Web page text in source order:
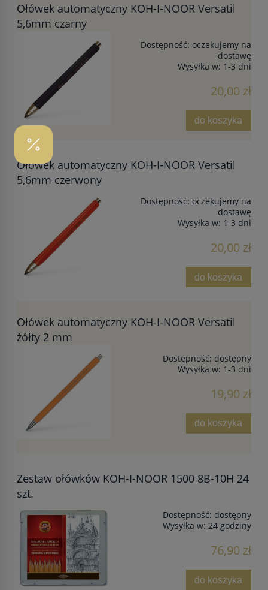
Ołówek automatyczny KOH-I-NOOR Versatil
5,6mm czarny
Dostępność: oczekujemy na
dostawę
Wysyłka w: 1-3 dni
20,00 zł
do koszyka
Ołówek automatyczny KOH-I-NOOR Versatil
5,6mm czerwony
Dostępność: oczekujemy na
dostawę
Wysyłka w: 1-3 dni
20,00 zł
do koszyka
Ołówek automatyczny KOH-I-NOOR Versatil
żółty 2 mm
Dostępność: dostępny
Wysyłka w: 1-3 dni
19,90 zł
do koszyka
Zestaw ołówków KOH-I-NOOR 1500 8B-10H 24
szt.
Dostępność: dostępny
Wysyłka w: 24 godziny
76,90 zł
do koszyka